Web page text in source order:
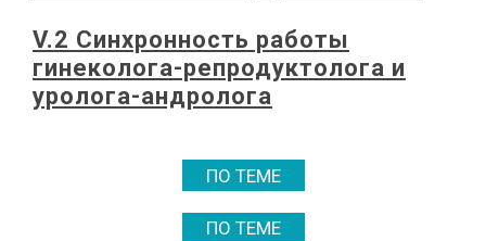
V.2 Синхронность работы
гинеколога-репродуктолога и
уролога-андролога
ПО ТЕМЕ
ПО ТЕМЕ